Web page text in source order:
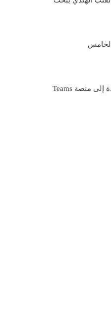
مايكروسوفت : إضافة ميزات جديدة إلى منصة Teams